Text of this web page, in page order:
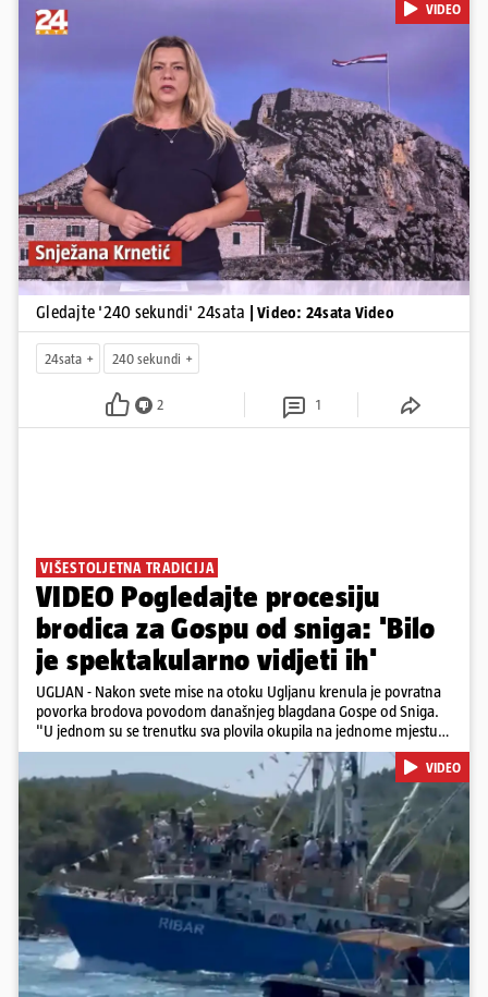
privuklo ignoriranje predsjednika Zorana Milanovića i premijera
Andreja Plenkovića u Kninu. Donosimo i detalje o većim
braniteljskim mirovinama, apelu obitelji Hrvata u komi u Irskoj,
upozorenjima nakon nove tragedije na električnom romobilu te
smanjenju proizvodnje u nuklearnoj elektrani Krško.
Pokretanje videa...
VIDEO
Gledajte '240 sekundi' 24sata | Video: 24sata Video
24sata 240 sekundi
2 1
VIŠESTOLJETNA TRADICIJA
VIDEO Pogledajte procesiju
brodica za Gospu od sniga: 'Bilo
je spektakularno vidjeti ih'
UGLJAN - Nakon svete mise na otoku Ugljanu krenula je povratna
povorka brodova povodom današnjeg blagdana Gospe od Sniga.
"U jednom su se trenutku sva plovila okupila na jednome mjestu
te sinkronizirano kružila sljedećih deset minuta, što je izgledalo
spektakularno", kazala nam je čitateljica koja je snimila povorku.
Posebno atraktivan prizor bio je, kako je rekla, kada su se pojedini
sudionici popeli na vrhove brodova i mahali upaljenim bakljama.
Na nekim su brodovima bili svirači, što je dodatno pridonijelo
živosti prizora. Riječ je o višestoljetnoj tradiciji, koja se neprekidno
održava od 1514. godine. U sklopu proslave održat će se i
tradicionalna Kukljiška fešta, koja će započeti u popodnevnim
satima s tradicionalnim dalmatinskim igrama.
Pokretanje videa...
VIDEO